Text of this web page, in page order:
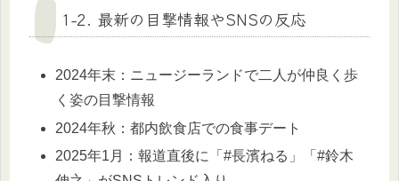
1-2. 最新の目撃情報やSNSの反応
2024年末：ニュージーランドで二人が仲良く歩
く姿の目撃情報
2024年秋：都内飲食店での食事デート
2025年1月：報道直後に「#長濱ねる」「#鈴木